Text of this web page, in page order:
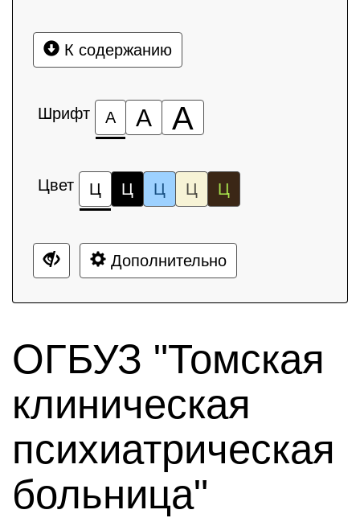
К содержанию
Шрифт А А А
Цвет Ц Ц Ц Ц Ц
Дополнительно
ОГБУЗ "Томская
клиническая
психиатрическая
больница"